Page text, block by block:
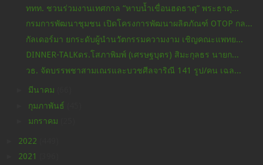
ททท. ชวนร่วมงานเทศกาล “หาบน้ำเขื่อนฮดธาตุ” พระธาตุ...
กรมการพัฒนาชุมชน เปิดโครงการพัฒนาผลิตภัณฑ์ OTOP กล...
กัลเดอร์มา ยกระดับผู้นำนวัตกรรมความงาม เชิญคณะแพทย...
DINNER-TALKดร.โสภาพิมพ์ (เศรษฐบุตร) สิมะกุลธร นายก...
วธ. จัดบรรพชาสามเณรและบวชศีลจาริณี 141 รูป/คน เฉล...
มีนาคม
กุมภาพันธ์
มกราคม
2022
2021